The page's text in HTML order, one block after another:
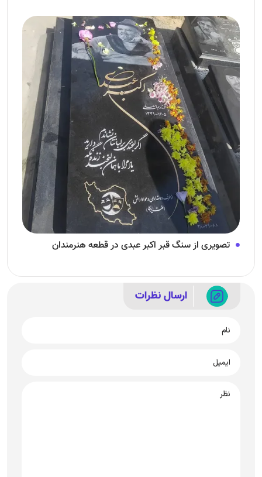
تصویری از سنگ قبر اکبر عبدی در قطعه هنرمندان
ارسال نظرات